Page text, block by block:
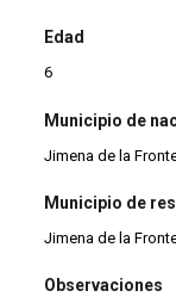
Edad
6
Municipio de
Jimena de la
Municipio de
Jimena de la
Observaciones